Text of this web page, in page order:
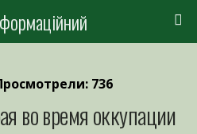
736
во время оккупации